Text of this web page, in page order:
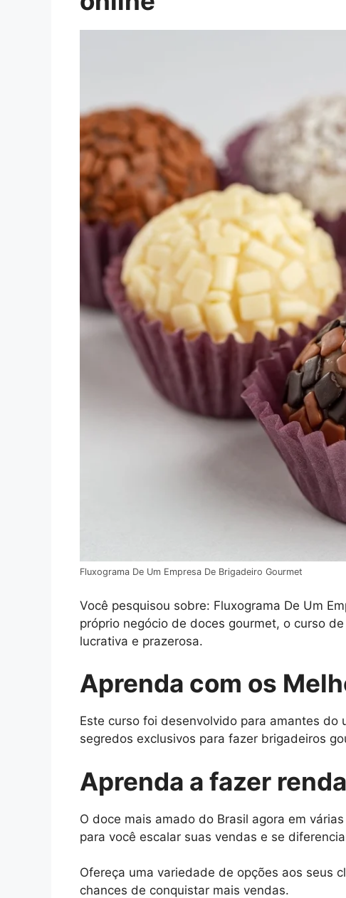
Fluxograma De Um Empresa De Brigadeiro Gourmet
Você pesquisou sobre: Fluxograma De Um
próprio negócio de doces gourmet, o curso de
lucrativa e prazerosa.
Aprenda com os
Este curso foi desenvolvido para amantes
segredos exclusivos para fazer brigadeiros
Aprenda a fazer
O doce mais amado do Brasil agora em
para você escalar suas vendas e se
Ofereça uma variedade de opções aos seus
chances de conquistar mais vendas.